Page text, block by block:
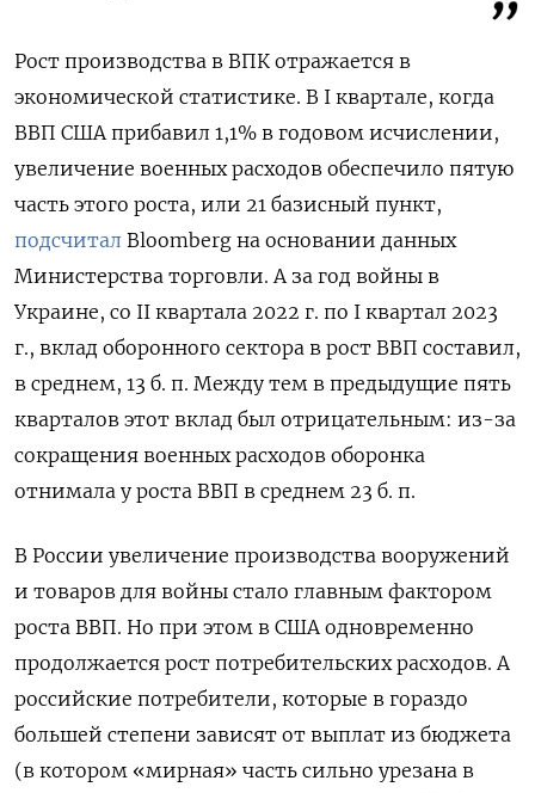
Рост производства в ВПК отражается в
экономической статистике. В I квартале, когда
ВВП США прибавил 1,1% в годовом исчислении,
увеличение военных расходов обеспечило пятую
часть этого роста, или 21 базисный пункт,
подсчитал Bloomberg на основании данных
Министерства торговли. А за год войны в
Украине, со II квартала 2022 г. по I квартал 2023
г., вклад оборонного сектора в рост ВВП составил,
в среднем, 13 б. п. Между тем в предыдущие пять
кварталов этот вклад был отрицательным: из-за
сокращения военных расходов оборонка
отнимала у роста ВВП в среднем 23 б. п.
В России увеличение производства вооружений
и товаров для войны стало главным фактором
роста ВВП. Но при этом в США одновременно
продолжается рост потребительских расходов. А
российские потребители, которые в гораздо
большей степени зависят от выплат из бюджета
(в котором «мирная» часть сильно урезана в